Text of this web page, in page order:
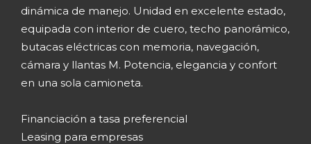
dinámica de manejo. Unidad en excelente estado,
equipada con interior de cuero, techo panorámico,
butacas eléctricas con memoria, navegación,
cámara y llantas M. Potencia, elegancia y confort
en una sola camioneta.
Financiación a tasa preferencial
Leasing para empresas